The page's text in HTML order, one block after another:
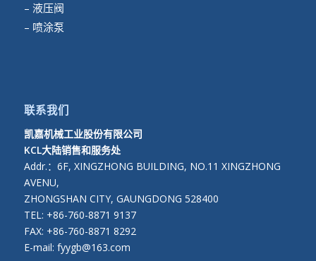
– 液压阀
– 喷涂泵
联系我们
凯嘉机械工业股份有限公司
KCL大陆销售和服务处
Addr.：6F, XINGZHONG BUILDING, NO.11 XINGZHONG
AVENU,
ZHONGSHAN CITY, GAUNGDONG 528400
TEL: +86-760-8871 9137
FAX: +86-760-8871 8292
E-mail: fyygb@163.com